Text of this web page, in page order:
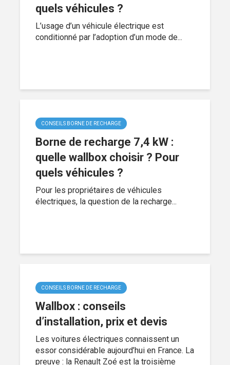
quels véhicules ?
L’usage d’un véhicule électrique est
conditionné par l’adoption d’un mode de...
CONSEILS BORNE DE RECHARGE
Borne de recharge 7,4 kW :
quelle wallbox choisir ? Pour
quels véhicules ?
Pour les propriétaires de véhicules
électriques, la question de la recharge...
CONSEILS BORNE DE RECHARGE
Wallbox : conseils
d’installation, prix et devis
Les voitures électriques connaissent un
essor considérable aujourd’hui en France. La
preuve : la Renault Zoé est la troisième